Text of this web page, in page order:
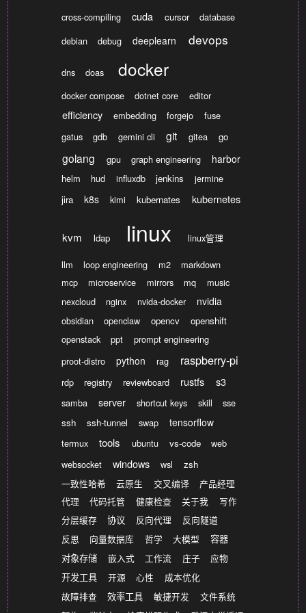
cross-compiling
cuda cursor
database
debian
debug deeplearn devops
dns doas docker
docker compose dotnet core editor
efficiency embedding forgejo
fuse
gatus
gdb gemini cli git gitea go
golang gpu graph engineering harbor
helm hud influxdb jenkins
jermine
jira
k8s kimi kubernates kubernetes
kvm ldap linux linux管理
llm loop engineering m2
markdown
mcp
microservice mirrors mq
music
nexcloud
nginx nvida-docker nvidia
obsidian openclaw opencv
openshift
openstack
ppt
prompt engineering
proot-distro
python rag raspberry-pi
rdp registry reviewboard rustfs s3
samba server shortcut keys skill
sse
ssh
ssh-tunnel swap tensorflow
termux tools ubuntu vs-code
web
websocket
windows wsl
zsh
一致性哈希
云原生 交叉编译
产品经理
代理
代码托管 健康检查 关于我
写作
分层缓存
协议 反向代理
反向隧道
反思
向量数据库 哲学 大模型
容器
对象存储
嵌入式 工作流 庄子
应物
开发工具
开源 心性
成本优化
故障排查
效率工具 敏捷开发
文件系统